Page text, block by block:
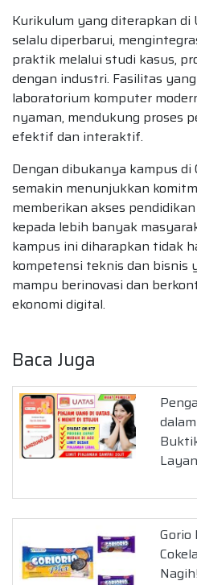
Kurikulum yang diterapkan di
selalu diperbarui,
praktik melalui studi kasus,
dengan industri. Fasilitas
laboratorium komputer
nyaman, mendukung proses
efektif dan interaktif.
Dengan dibukanya kampus di
semakin menunjukkan
memberikan akses
kepada lebih banyak
kampus ini diharapkan tidak
kompetensi teknis dan bisnis
mampu berinovasi dan
ekonomi digital.
Baca Juga
Gorio
Nagih!